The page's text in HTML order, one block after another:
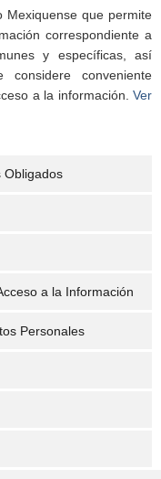
Mexiquense que permite
correspondiente a
y específicas, así
conveniente
a la información. Ver
Obligados
a la Información
Personales